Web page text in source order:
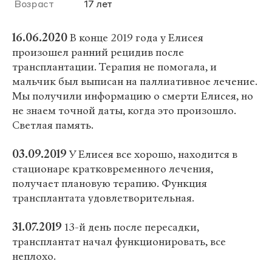
Возраст
17 лет
16.06.2020В конце 2019 года у Елисея
произошел ранний рецидив после
трансплантации. Терапия не помогала, и
мальчик был выписан на паллиативное лечение.
Мы получили информацию о смерти Елисея, но
не знаем точной даты, когда это произошло.
Светлая память.
03.09.2019У Елисея все хорошо, находится в
стационаре кратковременного лечения,
получает плановую терапию. Функция
трансплантата удовлетворительная.
31.07.2019 13-й день после пересадки,
трансплантат начал функционировать, все
неплохо.